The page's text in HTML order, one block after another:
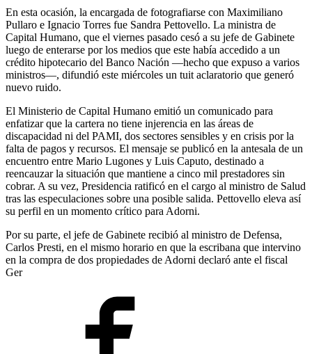
En esta ocasión, la encargada de fotografiarse con Maximiliano
Pullaro e Ignacio Torres fue Sandra Pettovello. La ministra de
Capital Humano, que el viernes pasado cesó a su jefe de Gabinete
luego de enterarse por los medios que este había accedido a un
crédito hipotecario del Banco Nación —hecho que expuso a varios
ministros—, difundió este miércoles un tuit aclaratorio que generó
nuevo ruido.
El Ministerio de Capital Humano emitió un comunicado para
enfatizar que la cartera no tiene injerencia en las áreas de
discapacidad ni del PAMI, dos sectores sensibles y en crisis por la
falta de pagos y recursos. El mensaje se publicó en la antesala de un
encuentro entre Mario Lugones y Luis Caputo, destinado a
reencauzar la situación que mantiene a cinco mil prestadores sin
cobrar. A su vez, Presidencia ratificó en el cargo al ministro de Salud
tras las especulaciones sobre una posible salida. Pettovello eleva así
su perfil en un momento crítico para Adorni.
Por su parte, el jefe de Gabinete recibió al ministro de Defensa,
Carlos Presti, en el mismo horario en que la escribana que intervino
en la compra de dos propiedades de Adorni declaró ante el fiscal
Ger